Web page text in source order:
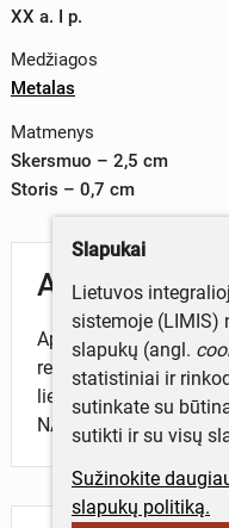
XX a. I p.
Medžiagos
Metalas
Matmenys
Skersmuo – 2,5 cm
Storis – 0,7 cm
Aprašymas
Apskritame šviesaus
reljefo vaizdulys,
lietuviška legenda:
NAUJOJI APTIEKA.
Slapukai
Lietuvos
sistemoje (LIMIS)
slapukų (angl.
statistiniai ir
sutinkate su
sutikti ir su visų
Sužinokite
slapukų politiką.